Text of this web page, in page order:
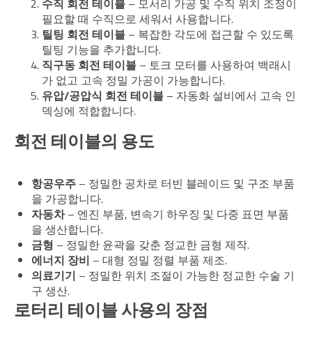
수직 회전 테이블 – 모서리 가공 및 수직 위치 조정이
필요할 때 수직으로 세워서 사용합니다.
틸팅 회전 테이블 – 복잡한 각도에 접근할 수 있도록
틸팅 기능을 추가합니다.
직구동 회전 테이블 – 토크 모터를 사용하여 백래시
가 없고 고속 정밀 가공이 가능합니다.
유압/공압식 회전 테이블 – 자동화 설비에서 고속 인
덱싱에 적합합니다.
회전 테이블의 용도
항공우주 – 정밀한 공차로 터빈 블레이드 및 구조 부품
을 가공합니다.
자동차– 엔진 부품, 변속기 하우징 및 다중 표면 부품
을 생산합니다.
금형 – 정밀한 윤곽을 갖춘 정교한 금형 제작.
에너지 장비 – 대형 정밀 정렬 부품 제조.
의료기기 – 정밀한 위치 조절이 가능한 정교한 수술 기
구 생산.
로터리 테이블 사용의 장점